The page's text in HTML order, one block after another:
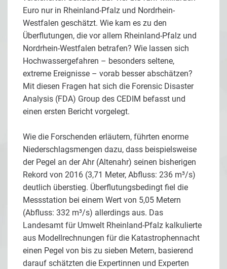
Euro nur in Rheinland-Pfalz und Nordrhein-
Westfalen geschätzt. Wie kam es zu den
Überflutungen, die vor allem Rheinland-Pfalz und
Nordrhein-Westfalen betrafen? Wie lassen sich
Hochwassergefahren – besonders seltene,
extreme Ereignisse – vorab besser abschätzen?
Mit diesen Fragen hat sich die Forensic Disaster
Analysis (FDA) Group des CEDIM befasst und
einen ersten Bericht vorgelegt.
Wie die Forschenden erläutern, führten enorme
Niederschlagsmengen dazu, dass beispielsweise
der Pegel an der Ahr (Altenahr) seinen bisherigen
Rekord von 2016 (3,71 Meter, Abfluss: 236 m³/s)
deutlich überstieg. Überflutungsbedingt fiel die
Messstation bei einem Wert von 5,05 Metern
(Abfluss: 332 m³/s) allerdings aus. Das
Landesamt für Umwelt Rheinland-Pfalz kalkulierte
aus Modellrechnungen für die Katastrophennacht
einen Pegel von bis zu sieben Metern, basierend
darauf schätzten die Expertinnen und Experten